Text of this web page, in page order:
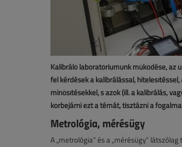
Kalibráló laboratóriumunk működése, az
fel kérdések a kalibrálással,
minősítésekkel, s azok (ill. a kalibrálás,
körbejárni ezt a témát, tisztázni a
Metrológia, mérésügy
A „metrológia” és a „mérésügy”